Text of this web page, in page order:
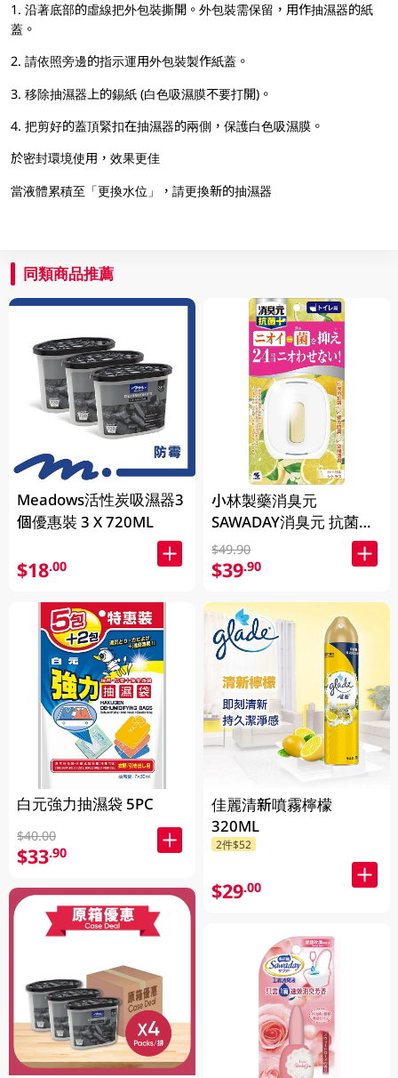
1. 沿著底部的虛線把外包裝撕開。外包裝需保留，用作抽濕器的紙
蓋。
2. 請依照旁邊的指示運用外包裝製作紙蓋。
3. 移除抽濕器上的錫紙 (白色吸濕膜不要打開)。
4. 把剪好的蓋頂緊扣在抽濕器的兩側，保護白色吸濕膜。
於密封環境使用，效果更佳
當液體累積至「更換水位」，請更換新的抽濕器
同類商品推薦
Meadows活性炭吸濕器3
個優惠裝 3 X 720ML
$18.00
白元強力抽濕袋 5PC
$40.00
$33.90
小林製藥消臭元
SAWADAY消臭元 抗菌
+浴廁芳香劑 -柑橘草本
5.8ML
$49.90
$39.90
佳麗清新噴霧檸檬
320ML
2件$52
$29.00